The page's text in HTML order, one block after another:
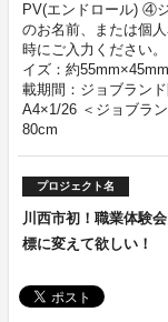
PV(エンドロール)
のお名前、または個
時にご入力ください
イズ：約
載期間：ジョブラン
A4×1/26 ＜ジョブラ
80cm
プロジェクト名
川西市初！職業体験
標に変えて欲しい！